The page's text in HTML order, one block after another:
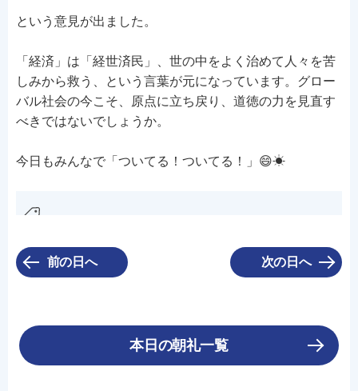
という意見が出ました。
「経済」は「経世済民」、世の中をよく治めて人々を苦
しみから救う、という言葉が元になっています。グロー
バル社会の今こそ、原点に立ち戻り、道徳の力を見直す
べきではないでしょうか。
今日もみんなで「ついてる！ついてる！」😄☀
前の日へ 次の日へ
本日の朝礼一覧